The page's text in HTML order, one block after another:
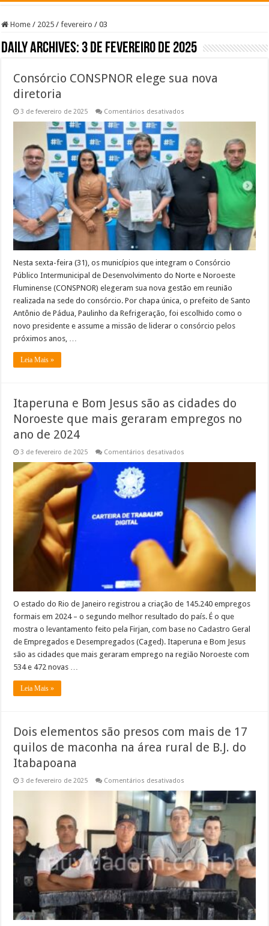
Home / 2025 / fevereiro / 03
Daily Archives:3 de fevereiro de 2025
Consórcio CONSPNOR elege sua nova
diretoria
3 de fevereiro de 2025 Comentários desativados
sua
nova
diretoria
Nesta sexta-feira (31), os municípios que integram o Consórcio
Público Intermunicipal de Desenvolvimento do Norte e Noroeste
Fluminense (CONSPNOR) elegeram sua nova gestão em reunião
realizada na sede do consórcio. Por chapa única, o prefeito de Santo
Antônio de Pádua, Paulinho da Refrigeração, foi escolhido como o
novo presidente e assume a missão de liderar o consórcio pelos
próximos anos, …
Leia Mais »
Itaperuna e Bom Jesus são as cidades do
Noroeste que mais geraram empregos no
ano de 2024
3 de fevereiro de 2025 Comentários desativados
Bom
as
cidades
do
Noroeste
que
mais
geraram
empregos
no
ano
O estado do Rio de Janeiro registrou a criação de 145.240 empregos
formais em 2024 – o segundo melhor resultado do país. É o que
mostra o levantamento feito pela Firjan, com base no Cadastro Geral
de Empregados e Desempregados (Caged). Itaperuna e Bom Jesus
são as cidades que mais geraram emprego na região Noroeste com
534 e 472 novas …
Leia Mais »
Dois elementos são presos com mais de 17
quilos de maconha na área rural de B.J. do
Itabapoana
3 de fevereiro de 2025 Comentários desativados
elementos
são
presos
com
mais
de
17
quilos
de
maconha
na
área
rural
de
do
Itabapoana